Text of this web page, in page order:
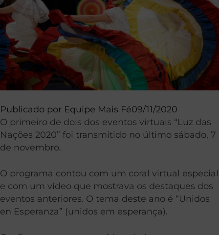
Publicado por Equipe Mais Fé09/11/2020
O primeiro de dois dos eventos virtuais “Luz das
Nações 2020” foi transmitido no último sábado, 7
de novembro.
O programa contou com um coral virtual especial
e com um vídeo que mostrava os destaques dos
eventos anteriores. O tema deste ano é “Unidos
en Esperanza” (unidos em esperança).